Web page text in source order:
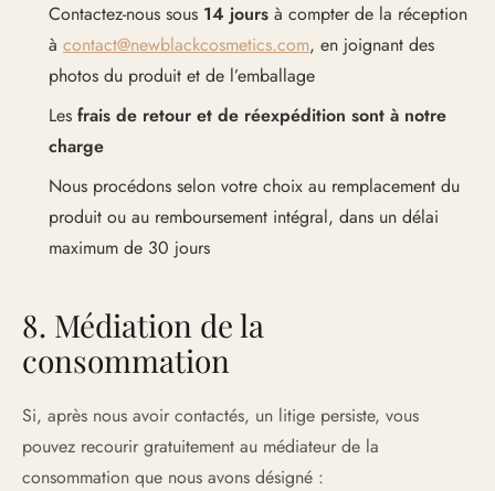
Contactez-nous sous 14 jours à compter de la réception
à contact@newblackcosmetics.com, en joignant des
photos du produit et de l’emballage
Les frais de retour et de réexpédition sont à notre
charge
Nous procédons selon votre choix au remplacement du
produit ou au remboursement intégral, dans un délai
maximum de 30 jours
8. Médiation de la
consommation
Si, après nous avoir contactés, un litige persiste, vous
pouvez recourir gratuitement au médiateur de la
consommation que nous avons désigné :